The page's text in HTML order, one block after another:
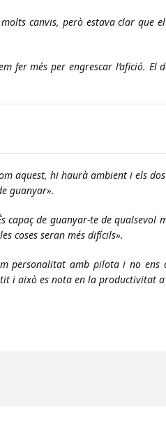
canvis, però estava clar que
fer més per engrescar l’afició. El
aquest, hi haurà ambient i els
guanyar».
capaç de guanyar-te de
coses seran més difícils».
personalitat amb pilota i no ens
i això es nota en la productivitat